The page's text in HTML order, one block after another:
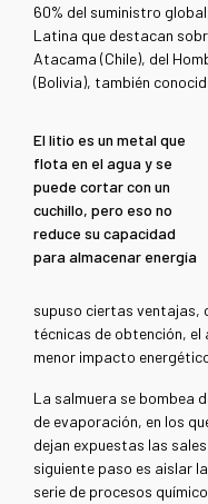
60% del suministro
Latina que destacan
Atacama (Chile), del
(Bolivia), también
El litio es un metal que
flota en el agua y se
puede cortar con un
cuchillo, pero eso no
reduce su capacidad
para almacenar energía
supuso ciertas ventajas,
técnicas de obtención,
menor impacto
La salmuera se bombea
de evaporación, en los
dejan expuestas las
siguiente paso es aislar
serie de procesos